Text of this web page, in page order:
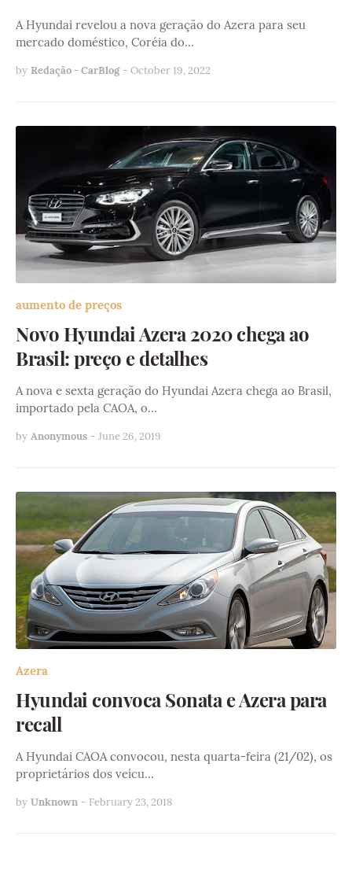
A Hyundai revelou a nova geração do Azera para seu
mercado doméstico, Coréia do…
by Redação - CarBlog - October 19, 2022
aumento de preços
Novo Hyundai Azera 2020 chega ao
Brasil: preço e detalhes
A nova e sexta geração do Hyundai Azera chega ao Brasil,
importado pela CAOA, o…
by Anonymous - June 26, 2019
Azera
Hyundai convoca Sonata e Azera para
recall
A Hyundai CAOA convocou, nesta quarta-feira (21/02), os
proprietários dos veícu…
by Unknown - February 23, 2018